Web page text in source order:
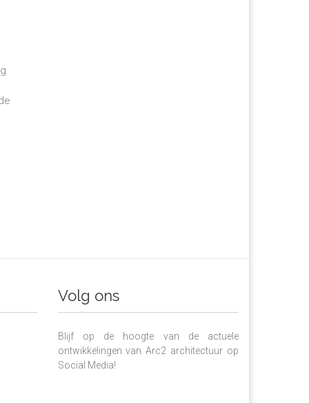
Volg ons
Blijf op de hoogte van de actuele
ontwikkelingen van Arc2 architectuur op
Social Media!